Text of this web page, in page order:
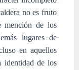
no es fruto
mención de los
lugares de
en aquellos
identidad de los